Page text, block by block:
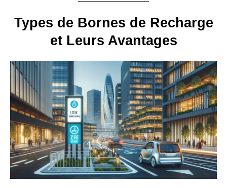
Types de Bornes de Recharge
et Leurs Avantages